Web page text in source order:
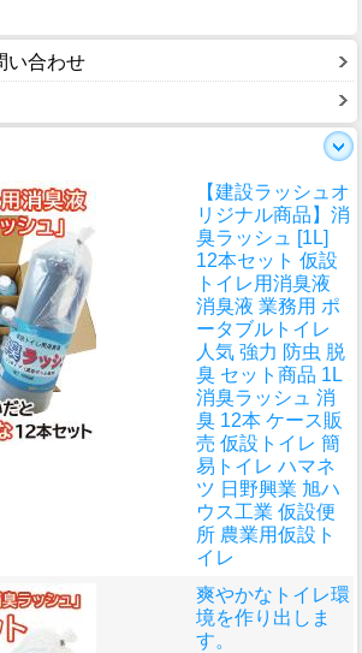
い合わせ
【建設ラッシュオ
リジナル商品】消
臭ラッシュ [1L]
12本セット 仮設
トイレ用消臭液
消臭液 業務用 ポ
ータブルトイレ
人気 強力 防虫 脱
臭 セット商品 1L
消臭ラッシュ 消
臭 12本 ケース販
売 仮設トイレ 簡
易トイレ ハマネ
ツ 日野興業 旭ハ
ウス工業 仮設便
所 農業用仮設ト
イレ
爽やかなトイレ環
境を作り出しま
す。